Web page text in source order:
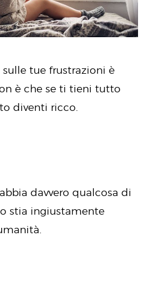
sulle tue frustrazioni è
è che se ti tieni tutto
diventi ricco.
davvero qualcosa di
stia ingiustamente